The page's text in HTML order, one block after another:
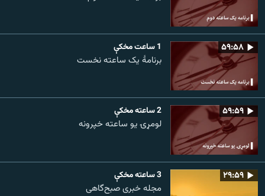
۵۹:۵۸ 1 ساعت مخکې
برنامۀ یک ساعته نخست
۵۹:۵۹ 2 ساعته مخکې
لومړۍ یو ساعته خپرونه
۲۹:۵۹ 3 ساعته مخکې
مجله خبری صبح‌گاهی